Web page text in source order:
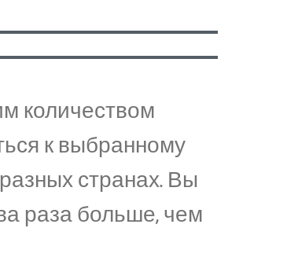
количеством
к выбранному
странах. Вы
раза больше, чем